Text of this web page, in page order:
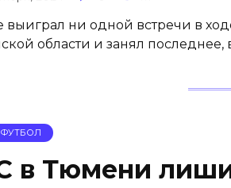
выиграл ни одной встречи в
области и занял последнее,
в Тюмени